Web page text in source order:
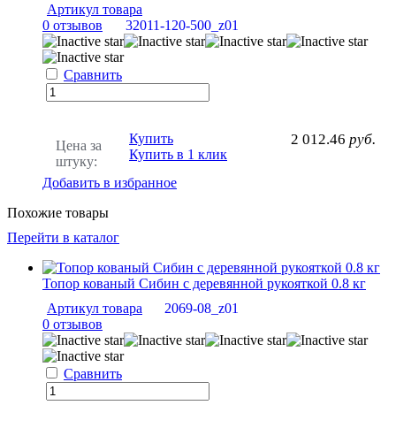
Артикул товара
32011-120-500_z01
0 отзывов
Сравнить
Цена за
штуку:
2 012.46 руб.
Купить
Купить в 1 клик
Добавить в избранное
Похожие товары
Перейти в каталог
Топор кованый Сибин с деревянной рукояткой 0.8 кг
Артикул товара
2069-08_z01
0 отзывов
Сравнить